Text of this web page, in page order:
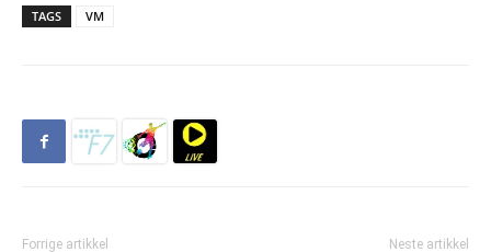
TAGS VM
Forrige artikkel Neste artikkel